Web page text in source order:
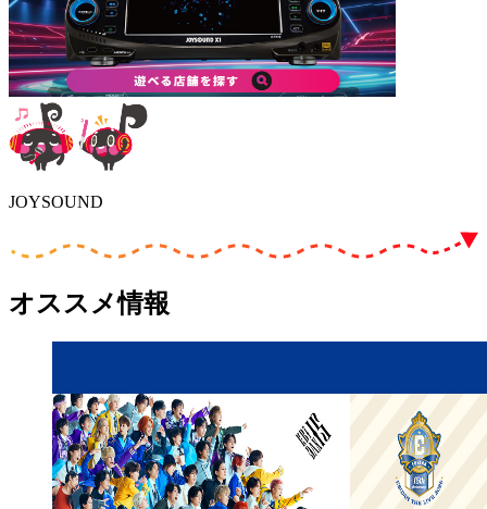
JOYSOUND
オススメ情報